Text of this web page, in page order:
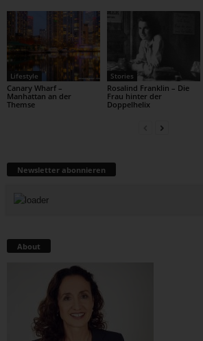
Lifestyle
Canary Wharf –
Manhattan an der
Themse
Stories
Rosalind Franklin – Die
Frau hinter der
Doppelhelix
Newsletter abonnieren
About